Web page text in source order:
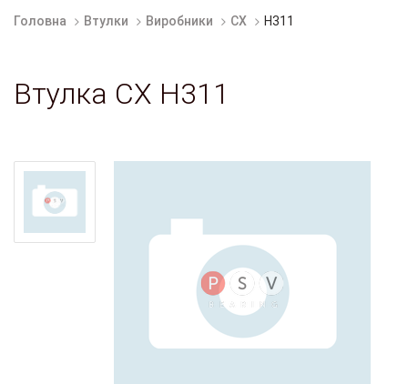
Головна Втулки Виробники CX H311
Втулка CX H311